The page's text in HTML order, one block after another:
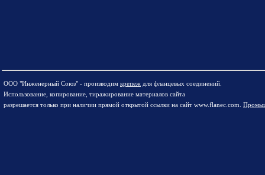
ООО "Инженерный Союз" - производим крепеж для фланцевых соединений.
Использование, копирование, тиражирование материалов сайта
разрешается только при наличии прямой открытой ссылки на сайт www.flanec.com.